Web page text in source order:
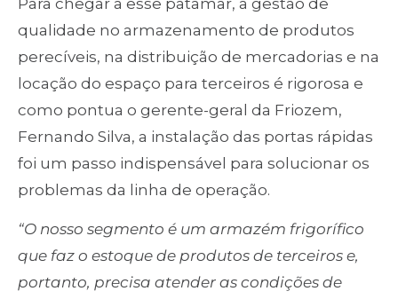
qualidade no armazenamento de produtos
perecíveis, na distribuição de mercadorias e na
locação do espaço para terceiros é rigorosa e
como pontua o gerente-geral da Friozem,
Fernando Silva, a instalação das portas rápidas
foi um passo indispensável para solucionar os
problemas da linha de operação.
“O nosso segmento é um armazém frigorífico
que faz o estoque de produtos de terceiros e,
portanto, precisa atender as condições de